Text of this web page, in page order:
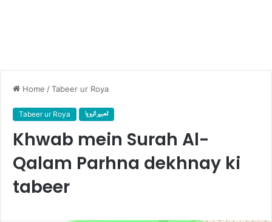
Home /Tabeer ur Roya
Tabeer ur Roya تعبیر الرویا
Khwab mein Surah Al-
Qalam Parhna dekhnay ki
tabeer